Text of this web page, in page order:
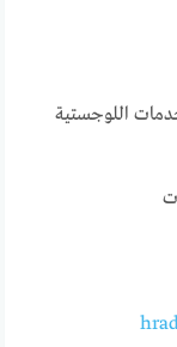
اللوجستية